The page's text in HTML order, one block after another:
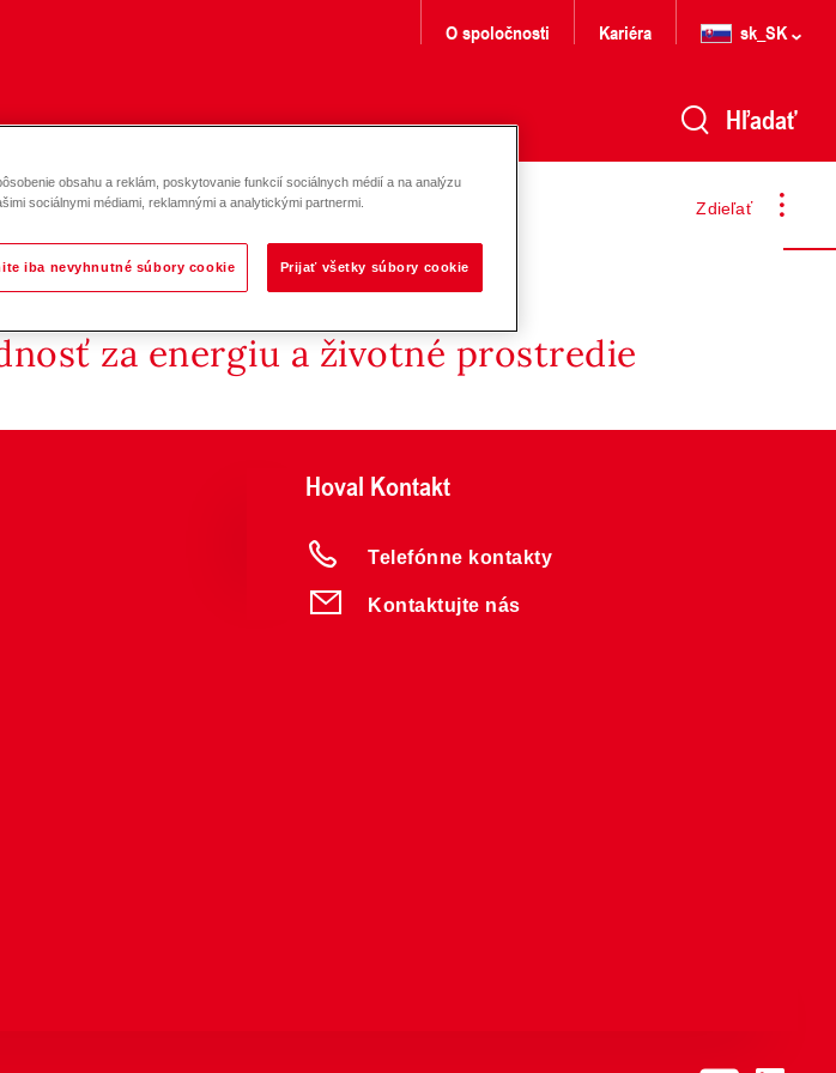
O spoločnosti Kariéra sk_SK
Hľadať
Zdieľať
za energiu a životné prostredie
Hoval Kontakt
Telefónne kontakty
Kontaktujte nás
obsahu a reklám, poskytovanie funkcií sociálnych médií a na analýzu
sociálnymi médiami, reklamnými a analytickými partnermi.
iba nevyhnutné súbory cookie Prijať všetky súbory cookie